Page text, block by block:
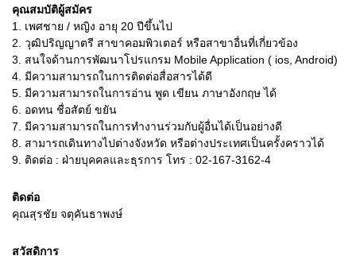
คุณสมบัติผู้สมัคร
1.
เพศชาย / หญิง อายุ 20 ปีขึ้นไป
2. วุฒิปริญญาตรี สาขาคอมพิวเตอร์ หรือสาขาอื่นที่เกี่ยวข้อง
3.
สนใจด้านการพัฒนาโปรแกรม Mobile Application ( ios, Android)
4. มีความสามารถในการติดต่อสื่อสารได้ดี
5. มีความสามารถในการอ่าน พูด เขียน ภาษาอังกฤษ ได้
6. อดทน ชื่อสัตย์ ขยัน
7. มีความสามารถในการทำงานร่วมกับผู้อื่นได้เป็นอย่างดี
8. สามารถเดินทางไปต่างจังหวัด หรือต่างประเทศเป็นครั้งคราวได้
9. ติดต่อ : ฝ่ายบุคคลและธุรการ โทร : 02-167-3162-4
ติดต่อ
คุณสุรชัย จตุคันธาพงษ์
สวัสดิการ